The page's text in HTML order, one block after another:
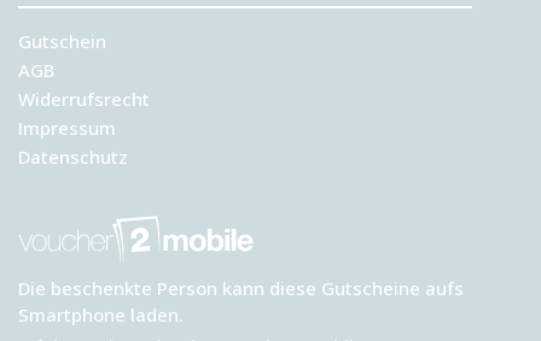
Gutschein
AGB
Widerrufsrecht
Impressum
Datenschutz
Die beschenkte Person kann diese Gutscheine aufs
Smartphone laden.